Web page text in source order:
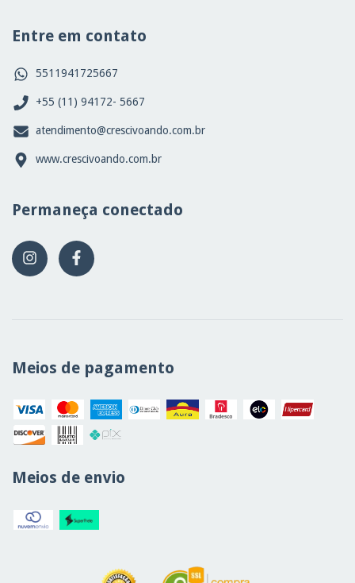
Entre em contato
5511941725667
+55 (11) 94172- 5667
atendimento@crescivoando.com.br
www.crescivoando.com.br
Permaneça conectado
Meios de pagamento
Meios de envio